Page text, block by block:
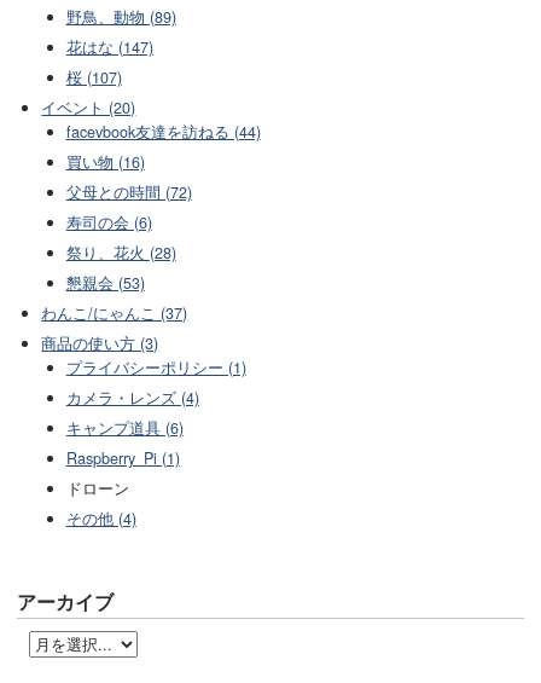
野鳥、動物 (89)
花はな (147)
桜 (107)
イベント (20)
facevbook友達を訪ねる (44)
買い物 (16)
父母との時間 (72)
寿司の会 (6)
祭り、花火 (28)
懇親会 (53)
わんこ/にゃんこ (37)
商品の使い方 (3)
プライバシーポリシー (1)
カメラ・レンズ (4)
キャンプ道具 (6)
Raspberry_Pi (1)
ドローン
その他 (4)
アーカイブ